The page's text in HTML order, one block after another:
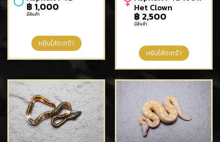
฿ 1,000
มีสินค้า
หยิบใส่ตะกร้า
Het Clown
฿ 2,500
มีสินค้า
หยิบใส่ตะกร้า